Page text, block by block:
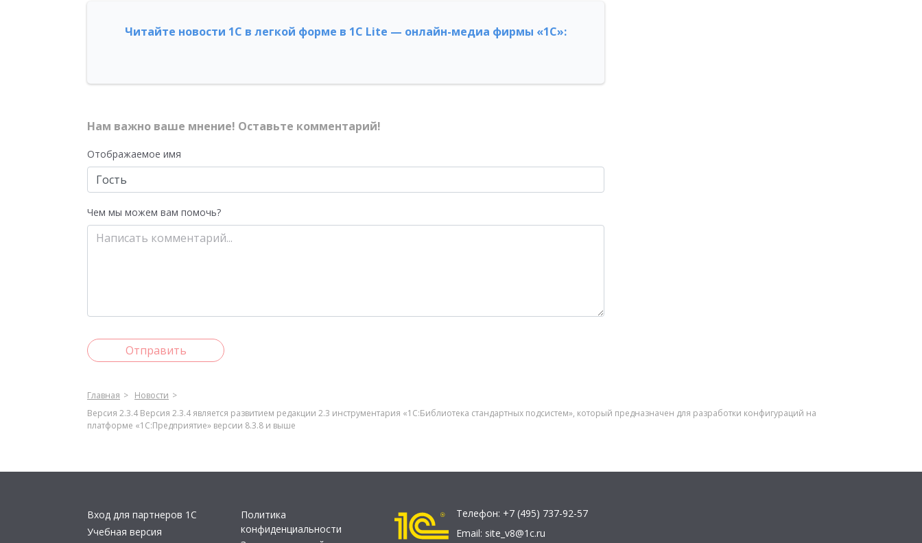
Читайте новости 1С в легкой форме в 1С Lite — онлайн-медиа фирмы «1С»:
Нам важно ваше мнение! Оставьте комментарий!
Отображаемое имя
Чем мы можем вам помочь?
Отправить
Главная
Новости
Версия 2.3.4 Версия 2.3.4 является развитием редакции 2.3 инструментария «1С:Библиотека стандартных подсистем», который предназначен для разработки конфигураций на
платформе «1С:Предприятие» версии 8.3.8 и выше
Вход для партнеров 1С
Учебная версия
Политика
конфиденциальности
Телефон: +7 (495) 737-92-57
Email: site_v8@1c.ru